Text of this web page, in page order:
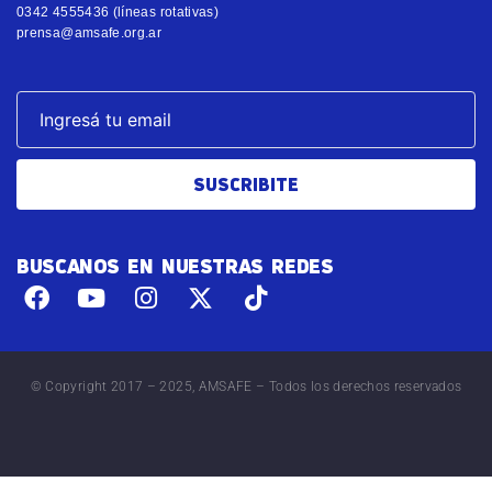
0342 4555436 (líneas rotativas)
prensa@amsafe.org.ar
SUSCRIBITE
BUSCANOS EN NUESTRAS REDES
© Copyright 2017 – 2025, AMSAFE – Todos los derechos reservados